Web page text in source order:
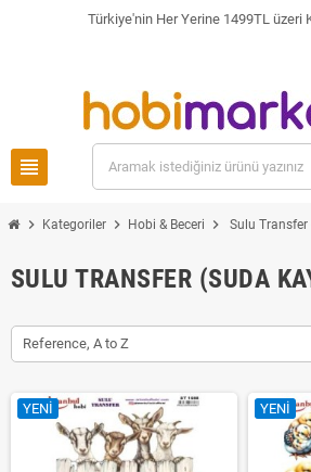
Türkiye'nin Her Yerine 1499TL üzeri
view_headline
chevron_right Kategoriler chevron_right Hobi & Beceri chevron_right Sulu
SULU TRANSFER (SUDA
Reference, A to Z
YENI YENI